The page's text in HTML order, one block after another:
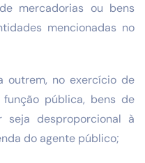
mercadorias ou bens
mencionadas no
outrem, no exercício de
pública, bens de
seja desproporcional à
do agente público;